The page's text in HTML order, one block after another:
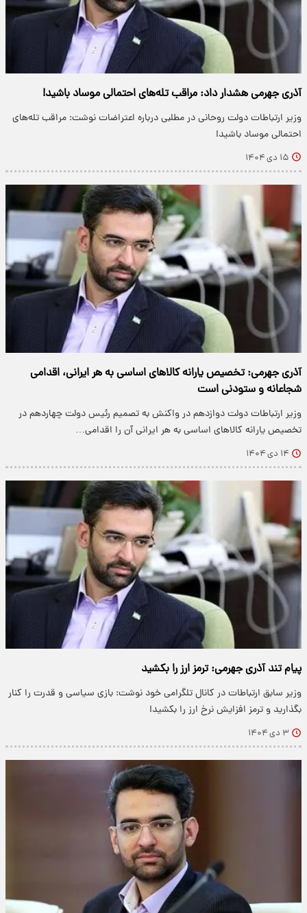
آذری جهرمی هشدار داد: مراقب تله‌های احتمالی موساد باشید!
وزیر ارتباطات دولت روحانی در مطلبی درباره اعتراضات نوشت: مراقب تله‌های
احتمالی موساد باشید!
۱۵ دی ۱۴۰۴
آذری جهرمی: تخصیص یارانه کالاهای اساسی به هر ایرانی، اقدامی
شجاعانه و ستودنی است
وزیر ارتباطات دولت دوازدهم در واکنش به تصمیم رئیس دولت چهاردهم در
تخصیص یارانه کالاهای اساسی به هر ایرانی آن را اقدامی…
۱۴ دی ۱۴۰۴
پیام تند آذری جهرمی: ترمز ارز را بکشید
وزیر سابق ارتباطات در کانال تلگرامی خود نوشت: بازی سیاسی و قدرت را کنار
بگذارید و ترمز افزایش نرخ ارز را بکشید!
۳ دی ۱۴۰۴